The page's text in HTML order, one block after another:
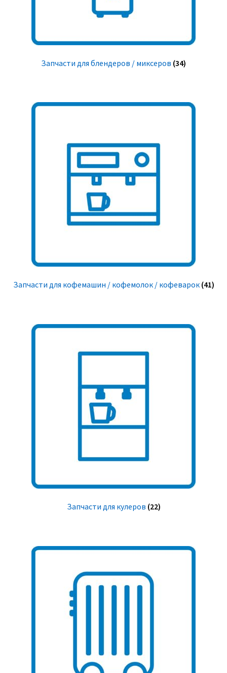
Запчасти для блендеров / миксеров (34)
Запчасти для кофемашин / кофемолок / кофеварок (41)
Запчасти для кулеров (22)